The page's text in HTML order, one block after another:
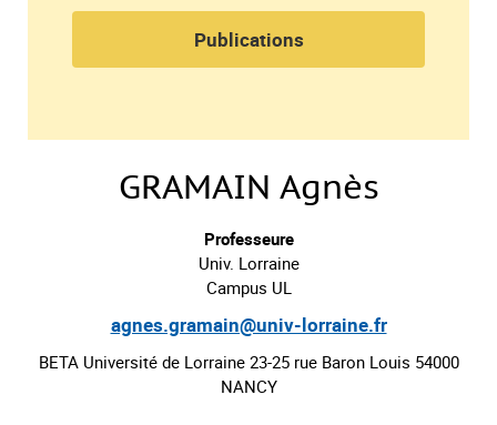
Publications
GRAMAIN Agnès
Professeure
Univ. Lorraine
Campus UL
agnes.gramain@univ-lorraine.fr
BETA Université de Lorraine 23-25 rue Baron Louis 54000
NANCY